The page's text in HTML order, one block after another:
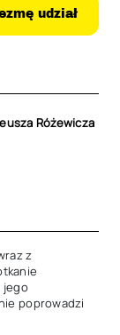
udział
Różewicza
z
jego
poprowadzi